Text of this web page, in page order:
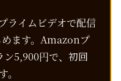
ライムビデオで配信
めます。Amazonプ
ン5,900円で、初回